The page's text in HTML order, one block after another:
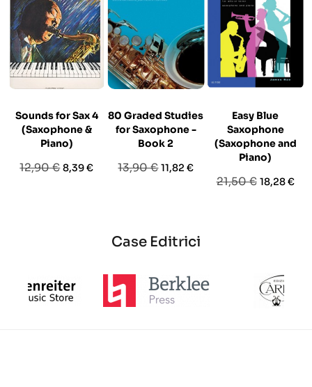
Sounds for Sax 4
(Saxophone &
Piano)
Prezzo
12,90 €Prezzo
8,39 €
80 Graded Studies
for Saxophone -
Book 2
Prezzo
13,90 €Prezzo
11,82 €
Easy Blue
Saxophone
(Saxophone and
Piano)
Prezzo
21,50 € Prezzo
18,28 €
Case Editrici